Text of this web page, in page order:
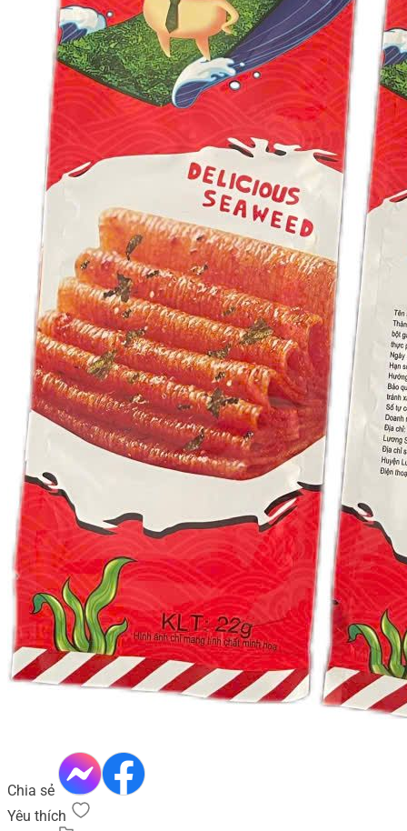
Chia sẻ
Yêu thích